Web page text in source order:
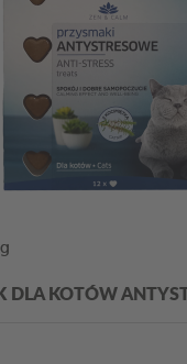
DLA KOTÓW